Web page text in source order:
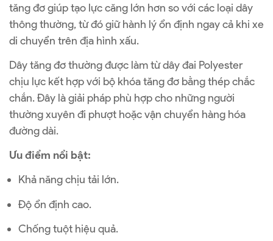
tăng đơ giúp tạo lực căng lớn hơn so với các loại dây
thông thường, từ đó giữ hành lý ổn định ngay cả khi xe
di chuyển trên địa hình xấu.
Dây tăng đơ thường được làm từ dây đai Polyester
chịu lực kết hợp với bộ khóa tăng đơ bằng thép chắc
chắn. Đây là giải pháp phù hợp cho những người
thường xuyên đi phượt hoặc vận chuyển hàng hóa
đường dài.
Ưu điểm nổi bật:
Khả năng chịu tải lớn.
Độ ổn định cao.
Chống tuột hiệu quả.